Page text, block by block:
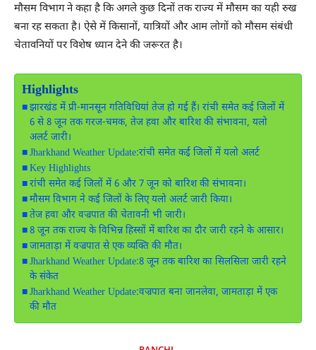
मौसम विभाग ने कहा है कि अगले कुछ दिनों तक राज्य में मौसम का यही रुख
बना रह सकता है। ऐसे में किसानों, यात्रियों और आम लोगों को मौसम संबंधी
चेतावनियों पर विशेष ध्यान देने की जरूरत है।
Highlights
झारखंड में प्री-मानसून गतिविधियां तेज हो गई हैं। रांची समेत कई जिलों में
6 से 8 जून तक गरज-चमक, तेज हवा और बारिश की संभावना, यलो
अलर्ट जारी।
Jharkhand Weather Update:रांची समेत कई जिलों में यलो अलर्ट
Key Highlights
रांची समेत कई जिलों में 6 और 7 जून को बारिश की संभावना।
मौसम विभाग ने कई जिलों के लिए यलो अलर्ट जारी किया।
तेज हवा और वज्रपात की चेतावनी भी जारी।
8 जून तक राज्य के विभिन्न हिस्सों में बारिश का दौर जारी रहने के आसार।
जामताड़ा में वज्रपात से एक व्यक्ति की मौत।
Jharkhand Weather Update:8 जून तक बारिश का सिलसिला जारी रहने
के संकेत
Jharkhand Weather Update:वज्रपात बना जानलेवा, जामताड़ा में एक
की मौत